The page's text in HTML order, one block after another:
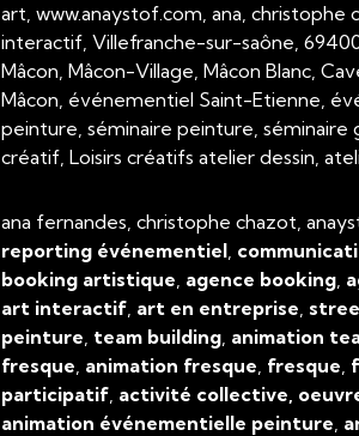
art, www.anaystof.com, ana,
interactif, Villefranche-sur-saône,
Mâcon, Mâcon-Village, Mâcon Blanc,
Mâcon, événementiel Saint-Etienne,
peinture, séminaire peinture,
créatif, Loisirs créatifs atelier dessin,
ana fernandes, christophe chazot,
reporting événementiel,
booking artistique, agence booking,
art interactif, art en entreprise,
peinture, team building, animation
fresque, animation fresque, fresque,
participatif, activité collective,
animation événementielle peinture,